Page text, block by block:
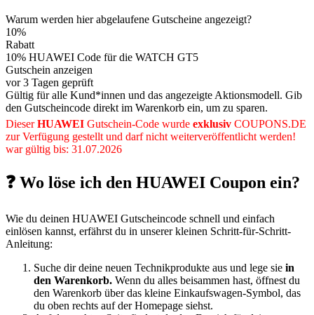
Warum werden hier abgelaufene Gutscheine angezeigt?
10%
Rabatt
10% HUAWEI Code für die WATCH GT5
Gutschein anzeigen
vor 3 Tagen geprüft
Gültig für alle Kund*innen und das angezeigte Aktionsmodell. Gib
den Gutscheincode direkt im Warenkorb ein, um zu sparen.
DieserHUAWEI Gutschein-Code wurde exklusiv COUPONS.DE
zur Verfügung gestellt und darf nicht weiterveröffentlicht werden!
war gültig bis: 31.07.2026
❓ Wo löse ich den HUAWEI Coupon ein?
Wie du deinen HUAWEI Gutscheincode schnell und einfach
einlösen kannst, erfährst du in unserer kleinen Schritt-für-Schritt-
Anleitung:
Suche dir deine neuen Technikprodukte aus und lege sie in
den Warenkorb. Wenn du alles beisammen hast, öffnest du
den Warenkorb über das kleine Einkaufswagen-Symbol, das
du oben rechts auf der Homepage siehst.